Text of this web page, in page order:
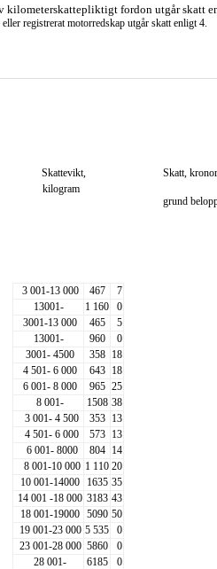
kilometerskattepliktigt fordon utgår skatt
registrerat motorredskap utgår skatt enligt 4.
Skattevikt,
kilogram
Skatt, kronor
grund
3 001-13 000 467
7
13001-
1 160
0
3001-13 000
465
5
13001-
960
0
3001- 4500
358
18
4 501- 6 000
643
18
6 001- 8 000
965 25
8 001-
1508 38
3 001- 4 500
353
13
4 501- 6 000
573
13
6 001- 8000
804
14
8 001-10 000 1 110 20
10 001-14000
1635 35
14 001 -18 000 3183 43
18 001-19000 5090 50
19 001-23 000 5 535
0
23 001-28 000 5860
0
28 001-
6185 0